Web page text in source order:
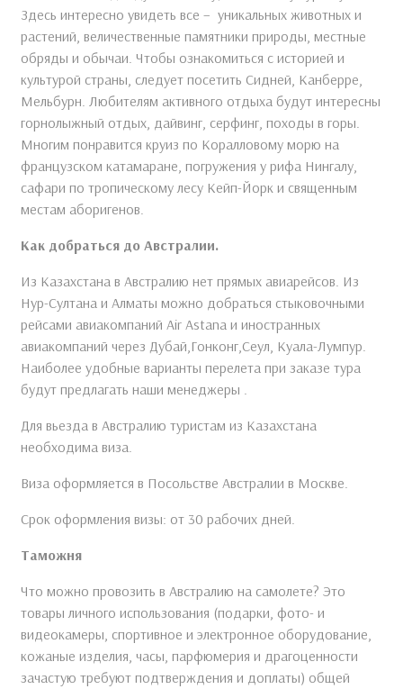
Здесь интересно увидеть все – уникальных животных и
растений, величественные памятники природы, местные
обряды и обычаи. Чтобы ознакомиться с историей и
культурой страны, следует посетить Сидней, Канберре,
Мельбурн. Любителям активного отдыха будут интересны
горнолыжный отдых, дайвинг, серфинг, походы в горы.
Многим понравится круиз по Коралловому морю на
французском катамаране, погружения у рифа Нингалу,
сафари по тропическому лесу Кейп-Йорк и священным
местам аборигенов.
Как добраться до Австралии.
Из Казахстана в Австралию нет прямых авиарейсов. Из
Нур-Султана и Алматы можно добраться стыковочными
рейсами авиакомпаний Air Astana и иностранных
авиакомпаний через Дубай,Гонконг,Сеул, Куала-Лумпур.
Наиболее удобные варианты перелета при заказе тура
будут предлагать наши менеджеры .
Для вьезда в Австралию туристам из Казахстана
необходима виза.
Виза оформляется в Посольстве Австралии в Москве.
Срок оформления визы: от 30 рабочих дней.
Таможня
Что можно провозить в Австралию на самолете? Это
товары личного использования (подарки, фото- и
видеокамеры, спортивное и электронное оборудование,
кожаные изделия, часы, парфюмерия и драгоценности
зачастую требуют подтверждения и доплаты) общей